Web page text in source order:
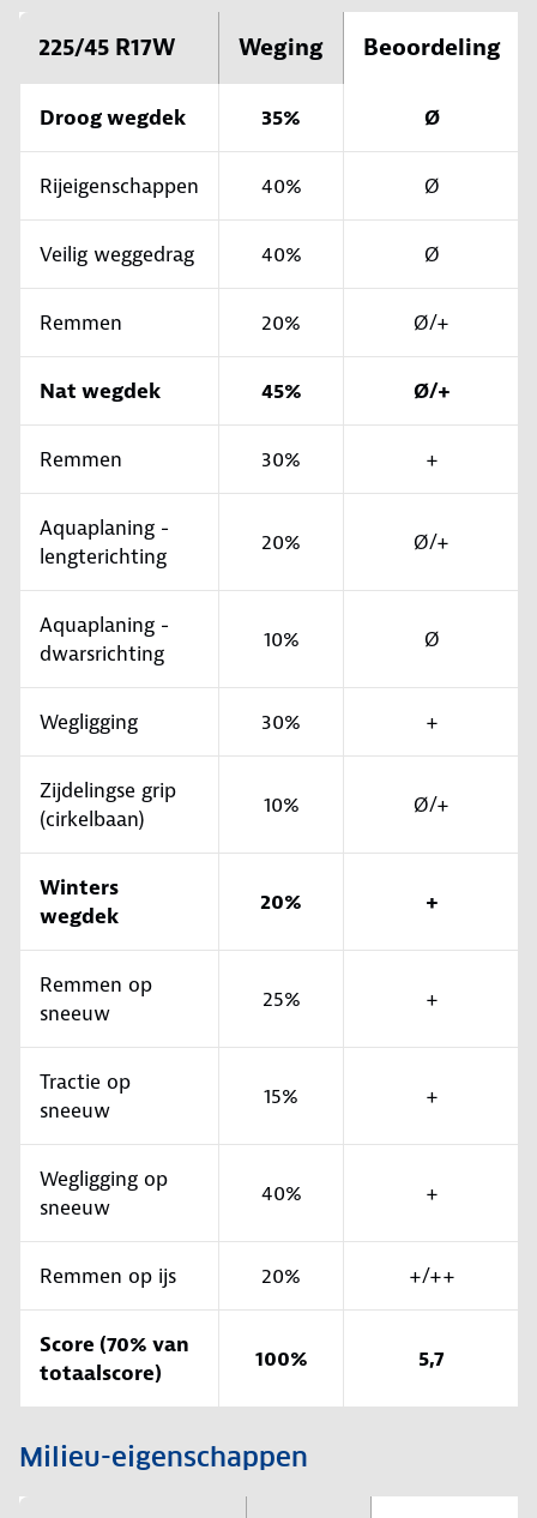
225/45 R17W Weging Beoordeling
Droog wegdek 35% Ø
Rijeigenschappen 40% Ø
Veilig weggedrag 40% Ø
Remmen 20% Ø/+
Nat wegdek 45% Ø/+
Remmen 30% +
Aquaplaning -
lengterichting
20% Ø/+
Aquaplaning -
dwarsrichting
10% Ø
Wegligging 30% +
Zijdelingse grip
(cirkelbaan)
10% Ø/+
Winters
wegdek
20% +
Remmen op
sneeuw
25% +
Tractie op
sneeuw
15% +
Wegligging op
sneeuw
40% +
Remmen op ijs 20% +/++
Score (70% van
totaalscore)
100% 5,7
Milieu-eigenschappen